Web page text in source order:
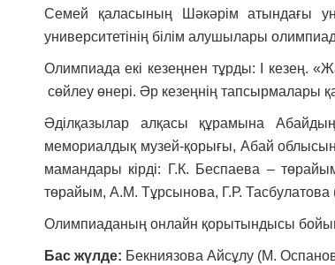
Семей қаласының Шәкәрім атындағы
университетінің білім алушылары
Олимпиада екі кезеңнен тұрды: I кезең.
сөйлеу өнері. Әр кезеңнің тапсырмалары
Әділқазылар алқасы құрамына
мемориалдық музей-қорығы, Абай
мамандары кірді: Г.К. Беспаева –
төрайым, А.М. Тұрсынова, Г.Р. Тасбулатова
Олимпиаданың онлайн қорытындысы
Бас жүлде: Бекниязова Айсұлу (М.